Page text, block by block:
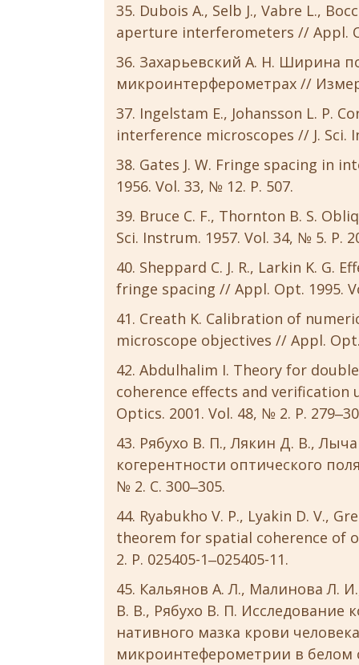
Dubois A., Selb J., Vabre L.,
aperture interferometers // Appl.
Захарьевский А. Н. Ширина
микроинтерферометрах //
Ingelstam E., Johansson L. P.
interference microscopes // J. Sci.
Gates J. W. Fringe spacing in
1956. Vol. 33, № 12. P. 507.
Bruce C. F., Thornton B. S.
Sci. Instrum. 1957. Vol. 34, № 5. P.
Sheppard C. J. R., Larkin K. G.
fringe spacing // Appl. Opt. 1995.
Creath K. Calibration of
microscope objectives // Appl. Opt.
Abdulhalim I. Theory for
coherence effects and verification
Optics. 2001. Vol. 48, № 2. P.
Рябухо В. П., Лякин Д. В.,
когерентности оптического
№ 2. С. 300‒305.
Ryabukho V. P., Lyakin D. V.,
theorem for spatial coherence of
2. P. 025405-1‒025405-11.
Кальянов А. Л., Малинова Л.
В. В., Рябухо В. П. Исследование
нативного мазка крови
микроинтеферометрии в белом